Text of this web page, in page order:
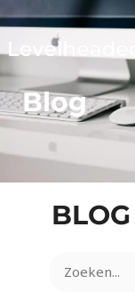
Blog